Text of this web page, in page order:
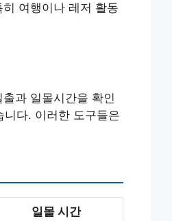
여행이나 레저 활동
과 일몰시간을 확인
다. 이러한 도구들은
일몰 시간